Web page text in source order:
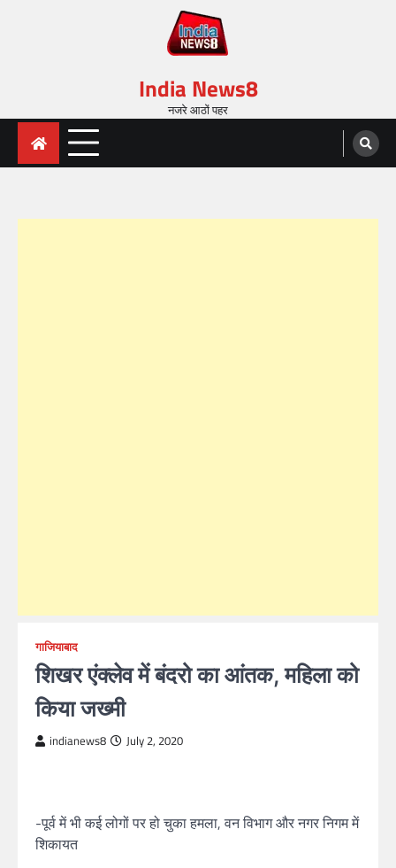
India News8
नजरे आठों पहर
गाजियाबाद
शिखर एंक्लेव में बंदरो का आंतक, महिला को
किया जख्मी
indianews8 July 2, 2020
-पूर्व में भी कई लोगों पर हो चुका हमला, वन विभाग और नगर निगम में
शिकायत